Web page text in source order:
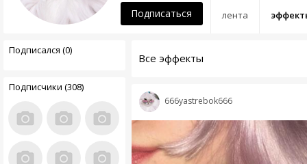
лента
Подписаться
Подписался (0)
Подписчики (308)
Все эффекты
666yastrebok666